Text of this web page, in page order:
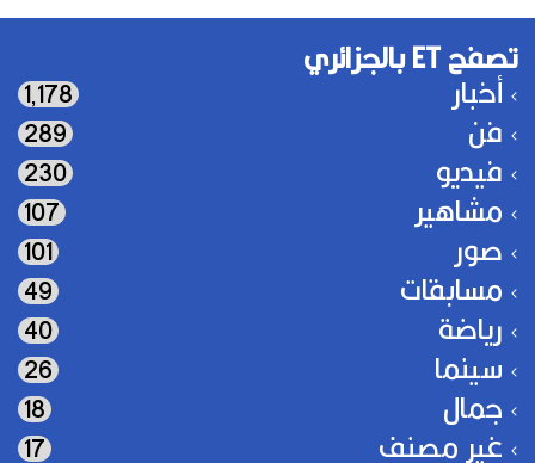
تصفح ET بالجزائري
أخبار 1٬178
فن 289
فيديو 230
مشاهير 107
صور 101
مسابقات 49
رياضة 40
سينما 26
جمال 18
غير مصنف 17